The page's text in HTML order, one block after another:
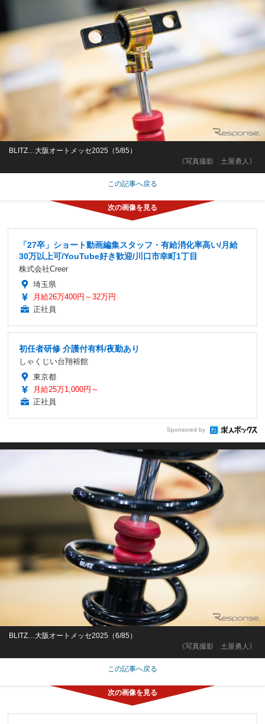
《写真撮影 土屋勇人》
BLITZ…大阪オートメッセ2025（5/85）
この記事へ戻る
「27卒」ショート動画編集スタッフ・有給消化率高い/月給
30万以上可/YouTube好き歓迎/川口市幸町1丁目
株式会社Creer
埼玉県
月給26万400円～32万円
正社員
初任者研修 介護付有料/夜勤あり
しゃくじい台翔裕館
東京都
月給25万1,000円～
正社員
Sponsored by
《写真撮影 土屋勇人》
BLITZ…大阪オートメッセ2025（6/85）
この記事へ戻る